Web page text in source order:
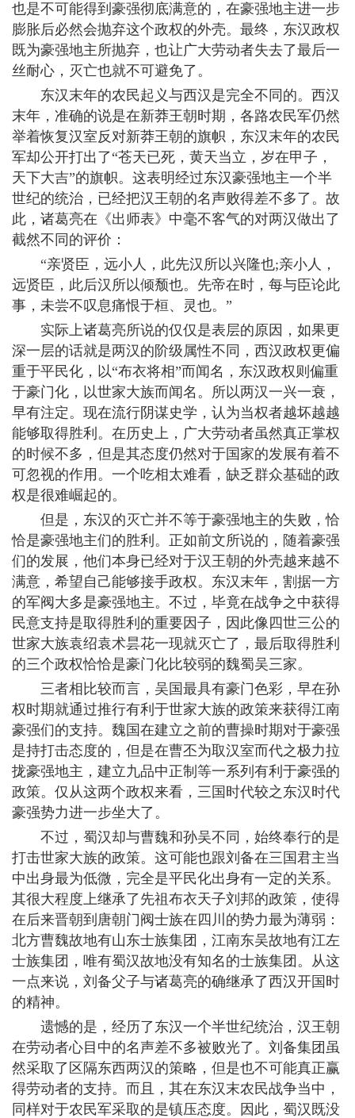
也是不可能得到豪强彻底满意的，在豪强地主进一步
膨胀后必然会抛弃这个政权的外壳。最终，东汉政权
既为豪强地主所抛弃，也让广大劳动者失去了最后一
丝耐心，灭亡也就不可避免了。
东汉末年的农民起义与西汉是完全不同的。西汉
末年，准确的说是在新莽王朝时期，各路农民军仍然
举着恢复汉室反对新莽王朝的旗帜，东汉末年的农民
军却公开打出了“苍天已死，黄天当立，岁在甲子，
天下大吉”的旗帜。这表明经过东汉豪强地主一个半
世纪的统治，已经把汉王朝的名声败得差不多了。故
此，诸葛亮在《出师表》中毫不客气的对两汉做出了
截然不同的评价：
“亲贤臣，远小人，此先汉所以兴隆也;亲小人，
远贤臣，此后汉所以倾颓也。先帝在时，每与臣论此
事，未尝不叹息痛恨于桓、灵也。”
实际上诸葛亮所说的仅仅是表层的原因，如果更
深一层的话就是两汉的阶级属性不同，西汉政权更偏
重于平民化，以“布衣将相”而闻名，东汉政权则偏重
于豪门化，以世家大族而闻名。所以两汉一兴一衰，
早有注定。现在流行阴谋史学，认为当权者越坏越越
能够取得胜利。在历史上，广大劳动者虽然真正掌权
的时候不多，但是其态度仍然对于国家的发展有着不
可忽视的作用。一个吃相太难看，缺乏群众基础的政
权是很难崛起的。
但是，东汉的灭亡并不等于豪强地主的失败，恰
恰是豪强地主们的胜利。正如前文所说的，随着豪强
们的发展，他们本身已经对于汉王朝的外壳越来越不
满意，希望自己能够接手政权。东汉末年，割据一方
的军阀大多是豪强地主。不过，毕竟在战争之中获得
民意支持是取得胜利的重要因子，因此像四世三公的
世家大族袁绍袁术昙花一现就灭亡了，最后取得胜利
的三个政权恰恰是豪门化比较弱的魏蜀吴三家。
三者相比较而言，吴国最具有豪门色彩，早在孙
权时期就通过推行有利于世家大族的政策来获得江南
豪强们的支持。魏国在建立之前的曹操时期对于豪强
是持打击态度的，但是在曹丕为取汉室而代之极力拉
拢豪强地主，建立九品中正制等一系列有利于豪强的
政策。仅从这两个政权来看，三国时代较之东汉时代
豪强势力进一步坐大了。
不过，蜀汉却与曹魏和孙吴不同，始终奉行的是
打击世家大族的政策。这可能也跟刘备在三国君主当
中出身最为低微，完全是平民化出身有一定的关系。
其很大程度上继承了先祖布衣天子刘邦的政策，使得
在后来晋朝到唐朝门阀士族在四川的势力最为薄弱：
北方曹魏故地有山东士族集团，江南东吴故地有江左
士族集团，唯有蜀汉故地没有知名的士族集团。从这
一点来说，刘备父子与诸葛亮的确继承了西汉开国时
的精神。
遗憾的是，经历了东汉一个半世纪统治，汉王朝
在劳动者心目中的名声差不多被败光了。刘备集团虽
然采取了区隔东西两汉的策略，但是也不可能真正赢
得劳动者的支持。而且，其在东汉末农民战争当中，
同样对于农民军采取的是镇压态度。因此，蜀汉既没